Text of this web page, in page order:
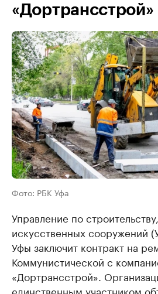
«Дортрансстрой»
Фото: РБК Уфа
Управление по
искусственных сооружений
Уфы заключит контракт на
Коммунистической с
«Дортрансстрой».
единственным участником